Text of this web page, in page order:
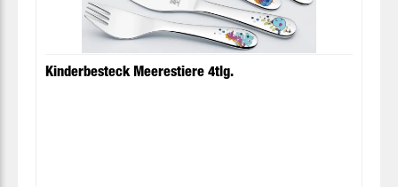
Kinderbesteck Meerestiere 4tlg.